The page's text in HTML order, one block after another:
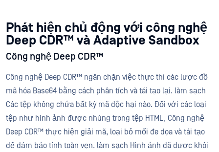
Phát hiện chủ động với công nghệ
Deep CDR™ và Adaptive Sandbox
Công nghệ Deep CDR™
Công nghệ Deep CDR™ ngăn chặn việc thực thi các lược đồ
mã hóa Base64 bằng cách phân tích và tái tạo lại. làm sạch
Các tệp không chứa bất kỳ mã độc hại nào. Đối với các loại
tệp như hình ảnh được nhúng trong tệp HTML, Công nghệ
Deep CDR™ thực hiện giải mã, loại bỏ mối đe dọa và tái tạo
để đảm bảo tính toàn vẹn. làm sạch Hình ảnh đã được khôi